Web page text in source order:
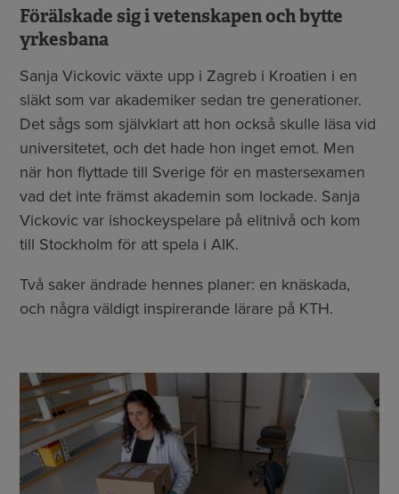
Förälskade sig i vetenskapen och bytte
yrkesbana
Sanja Vickovic växte upp i Zagreb i Kroatien i en
släkt som var akademiker sedan tre generationer.
Det sågs som självklart att hon också skulle läsa vid
universitetet, och det hade hon inget emot. Men
när hon flyttade till Sverige för en mastersexamen
vad det inte främst akademin som lockade. Sanja
Vickovic var ishockeyspelare på elitnivå och kom
till Stockholm för att spela i AIK.
Två saker ändrade hennes planer: en knäskada,
och några väldigt inspirerande lärare på KTH.